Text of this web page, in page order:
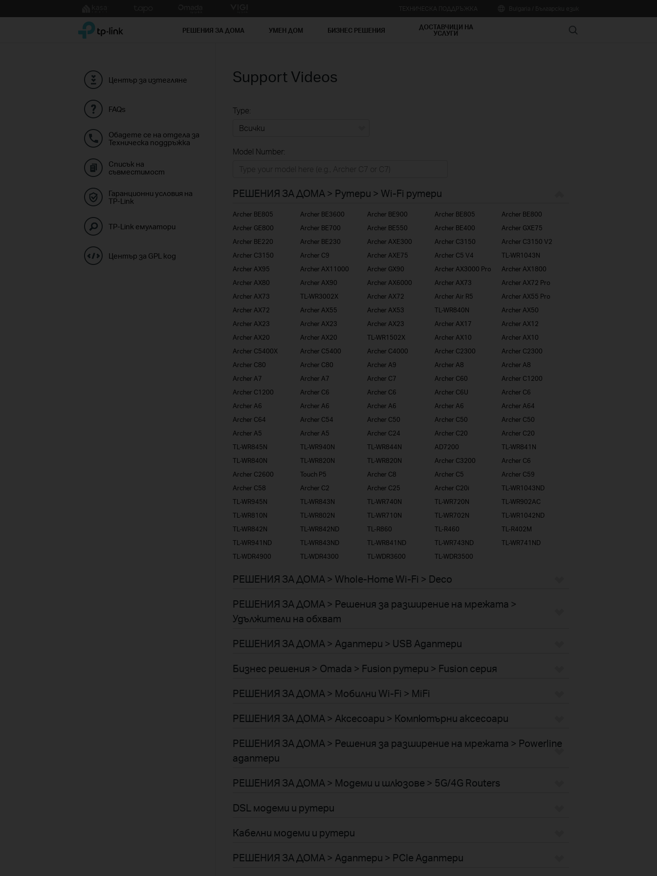
to
TP-Link, Reliably Smart РЕШЕНИЯ ЗА ДОМА УМЕН ДОМ БИЗНЕС РЕШЕНИЯ ДОСТАВЧИЦИ НА
УСЛУГИ Search
Център за изтегляне
FAQs
Обадете се на отдела за
Техническа поддръжка
Списък на
съвместимост
Гаранционни условия на
TP-Link
TP-Link емулатори
Център за GPL код
Support Videos
Type:
Бизнес решения
ДОСТАВЧИЦИ НА УСЛУГИ
Model Number:
РЕШЕНИЯ ЗА ДОМА > Рутери > Wi-Fi рутери
Archer BE805 Archer BE3600 Archer BE900 Archer BE805
Archer BE800
Archer GE800
Archer BE700 Archer BE550 Archer BE400
Archer GXE75
Archer BE220
Archer BE230 Archer AXE300 Archer C3150
Archer C3150 V2
Archer C3150
Archer C9 Archer AXE75 Archer C5 V4
TL-WR1043N
Archer AX95
Archer AX11000 Archer GX90 Archer AX3000 Pro
Archer AX1800
Archer AX80
Archer AX90 Archer AX6000 Archer AX73
Archer AX72 Pro
Archer AX73
TL-WR3002X Archer AX72 Archer Air R5
Archer AX55 Pro
Archer AX72
Archer AX55 Archer AX53 TL-WR840N
Archer AX50
Archer AX23
Archer AX23 Archer AX23 Archer AX17
Archer AX12
Archer AX20
Archer AX20 TL-WR1502X Archer AX10
Archer AX10
Archer C5400X
Archer C5400 Archer C4000 Archer C2300
Archer C2300
Archer C80
Archer C80 Archer A9 Archer A8
Archer A8
Archer A7
Archer A7 Archer C7 Archer C60
Archer C1200
Archer C1200
Archer C6 Archer C6 Archer C6U
Archer C6
Archer A6
Archer A6 Archer A6 Archer A6
Archer A64
Archer C64
Archer C54 Archer C50 Archer C50
Archer C50
Archer A5
Archer A5 Archer C24 Archer C20
Archer C20
TL-WR845N
TL-WR940N TL-WR844N AD7200
TL-WR841N
TL-WR840N
TL-WR820N TL-WR820N Archer C3200
Archer C6
Archer C2600
Touch P5 Archer C8 Archer C5
Archer C59
Archer C58
Archer C2 Archer C25 Archer C20i
TL-WR1043ND
TL-WR945N
TL-WR843N TL-WR740N TL-WR720N
TL-WR902AC
TL-WR810N
TL-WR802N TL-WR710N TL-WR702N
TL-WR1042ND
TL-WR842N
TL-WR842ND TL-R860 TL-R460
TL-R402M
TL-WR941ND
TL-WR843ND TL-WR841ND TL-WR743ND
TL-WR741ND
TL-WDR4900
TL-WDR4300 TL-WDR3600 TL-WDR3500
РЕШЕНИЯ ЗА ДОМА > Whole-Home Wi-Fi > Deco
РЕШЕНИЯ ЗА ДОМА > Решения за разширение на мрежата >
Удължители на обхват
РЕШЕНИЯ ЗА ДОМА > Адаптери > USB Адаптери
Бизнес решения > Omada > Fusion рутери > Fusion серия
РЕШЕНИЯ ЗА ДОМА > Мобилни Wi-Fi > MiFi
РЕШЕНИЯ ЗА ДОМА > Аксесоари > Компютърни аксесоари
РЕШЕНИЯ ЗА ДОМА > Решения за разширение на мрежата > Powerline
адаптери
РЕШЕНИЯ ЗА ДОМА > Модеми и шлюзове > 5G/4G Routers
DSL модеми и рутери
Кабелни модеми и рутери
РЕШЕНИЯ ЗА ДОМА > Адаптери > PCIe Адаптери